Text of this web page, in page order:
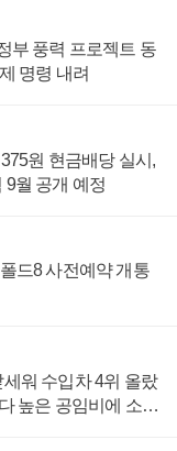
부 풍력 프로젝트 동
명령 내려
원 현금배당 실시,
9월 공개 예정
드8 사전예약 개통
워 수입차 4위 올랐
높은 공임비에 소비